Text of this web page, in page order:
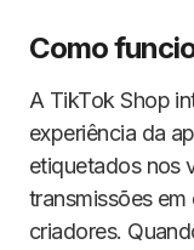
Como
A TikTok Shop
experiência da
etiquetados nos
transmissões
criadores.